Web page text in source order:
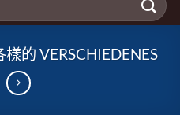
的 VERSCHIEDENES